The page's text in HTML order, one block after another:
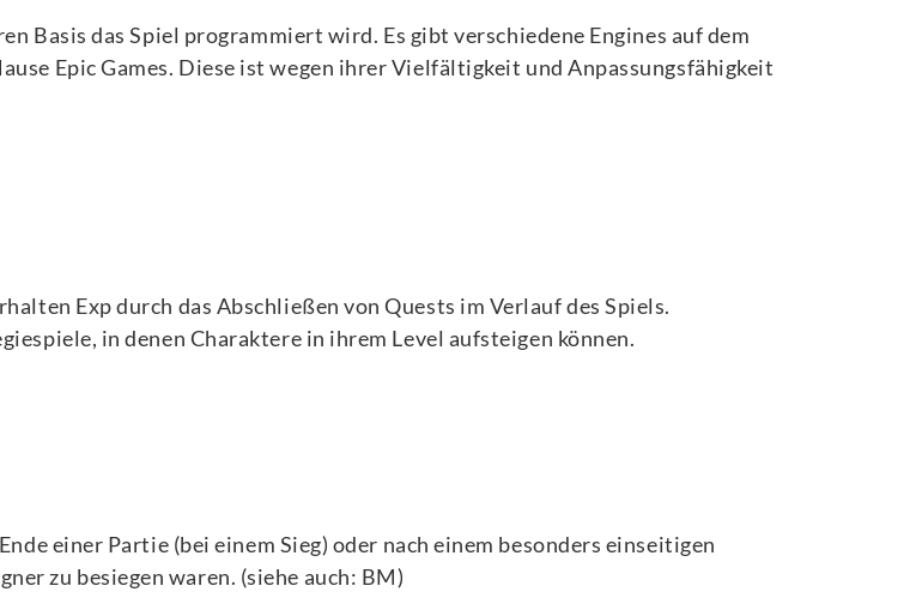
Basis das Spiel programmiert wird. Es gibt verschiedene Engines auf dem
Epic Games. Diese ist wegen ihrer Vielfältigkeit und Anpassungsfähigkeit
Exp durch das Abschließen von Quests im Verlauf des Spiels.
in denen Charaktere in ihrem Level aufsteigen können.
einer Partie (bei einem Sieg) oder nach einem besonders einseitigen
zu besiegen waren. (siehe auch: BM)